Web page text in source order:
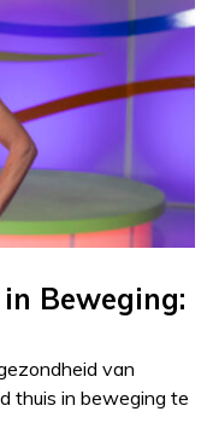
Beweging:
van
thuis in beweging te